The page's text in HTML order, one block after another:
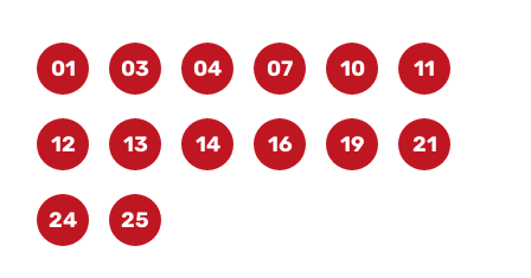
01 03 04 07 10 11
12 13 14 16 19 21
24 25